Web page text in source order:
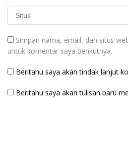
Simpan nama, email, dan situs
untuk komentar saya berikutnya.
Beritahu saya akan tindak lanjut
Beritahu saya akan tulisan baru